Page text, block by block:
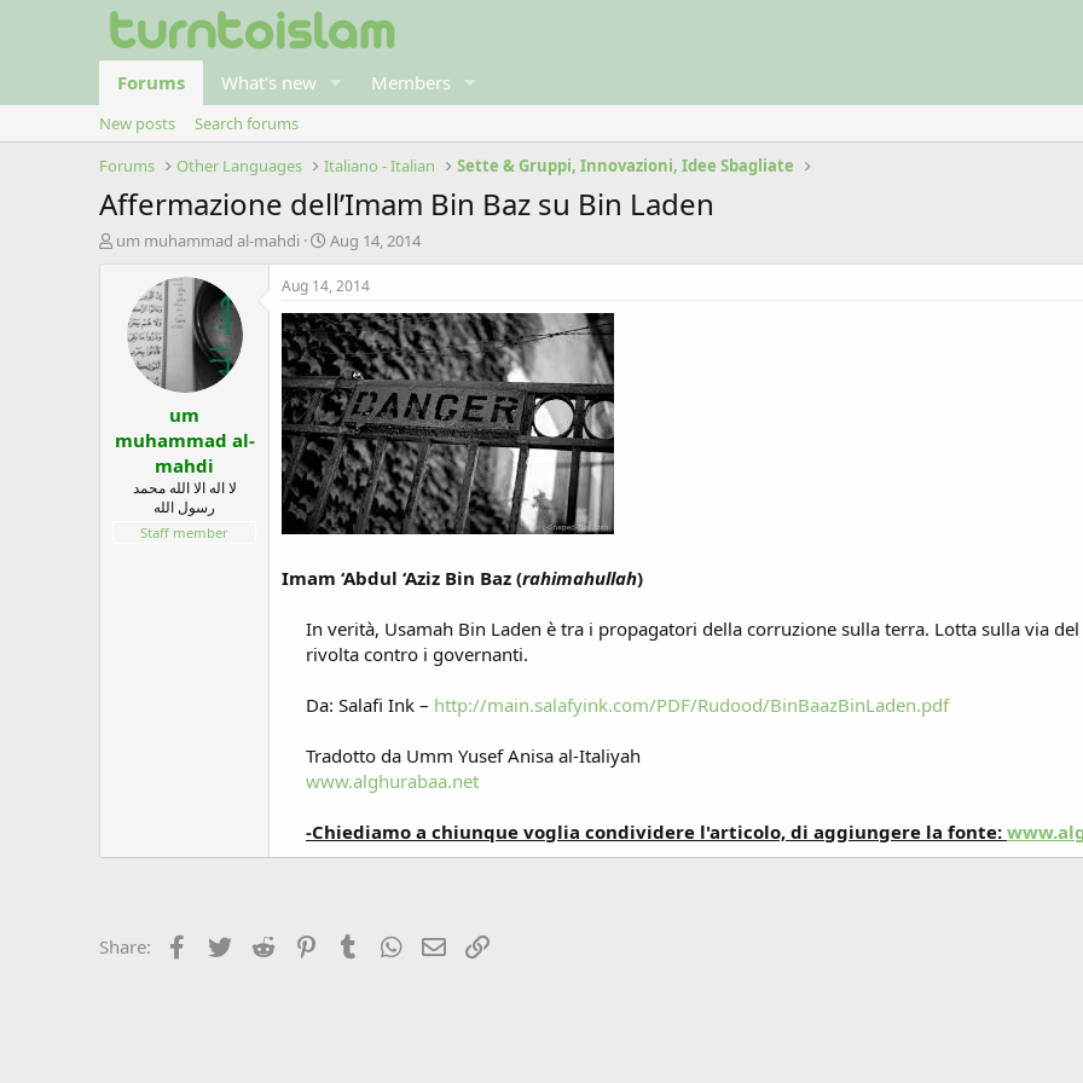
Forums What's new Members
New posts
Search forums
Forums
Other Languages Italiano - Italian Sette & Gruppi, Innovazioni, Idee Sbagliate
Affermazione dell’Imam Bin Baz su Bin Laden
T
r
um muhammad al-mahdi
S
t
t
d
a
t
e
Aug 14, 2014
um
muhammad al-
mahdi
لا اله الا الله محمد
رسول الله
Staff member
Aug 14, 2014
Imam ‘Abdul ‘Aziz Bin Baz (rahimahullah)
In verità, Usamah Bin Laden è tra i propagatori della corruzione sulla terra. Lotta sulla via
rivolta contro i governanti.
Da: Salafi Ink – http://main.salafyink.com/PDF/Rudood/BinBaazBinLaden.pdf
Tradotto da Umm Yusef Anisa al-Italiyah
www.alghurabaa.net
-Chiediamo a chiunque voglia condividere l'articolo, di aggiungere la fonte:
Share: Facebook
Twitter Reddit PinterestTumblrWhatsApp
Email